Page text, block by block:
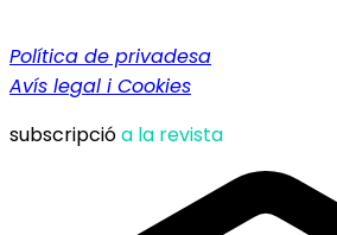
Política de privadesa
Avís legal i Cookies
subscripcióa la revista